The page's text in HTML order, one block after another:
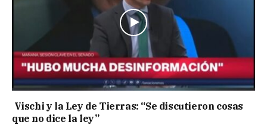
Vischi y la Ley de Tierras: “Se discutieron cosas
que no dice la ley”